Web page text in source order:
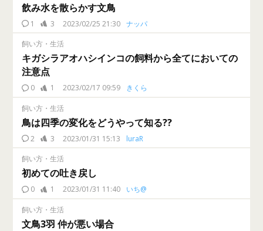
飲み水を散らかす文鳥
1 3 2023/02/25 21:30 ナッパ
飼い方・生活
キガシラアオハシインコの飼料から全てにおいての
注意点
0 1 2023/02/17 09:59 きくら
飼い方・生活
鳥は四季の変化をどうやって知る??
2 3 2023/01/31 15:13 luraR
飼い方・生活
初めての吐き戻し
0 1 2023/01/31 11:40 いち@
飼い方・生活
文鳥3羽 仲が悪い場合